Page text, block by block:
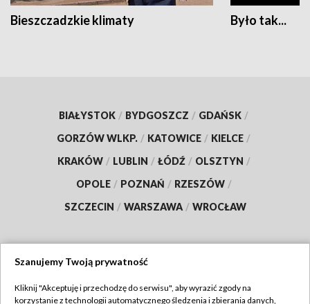
Bieszczadzkie klimaty Było tak...
BIAŁYSTOK / BYDGOSZCZ / GDAŃSK /
GORZÓW WLKP. / KATOWICE / KIELCE /
KRAKÓW / LUBLIN / ŁÓDŹ / OLSZTYN /
OPOLE / POZNAŃ / RZESZÓW /
SZCZECIN / WARSZAWA / WROCŁAW
Szanujemy Twoją prywatność
Kliknij "Akceptuję i przechodzę do serwisu", aby wyrazić zgody na
korzystanie z technologii automatycznego śledzenia i zbierania danych,